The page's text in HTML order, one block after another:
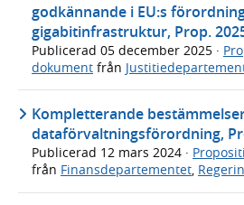
godkännande i EU:s
gigabitinfrastruktur, Prop.
Publicerad 05 december 2025 ·
dokument från
Kompletterande
dataförvaltningsförordning,
Publicerad 12 mars 2024 ·
från Finansdepartementet,